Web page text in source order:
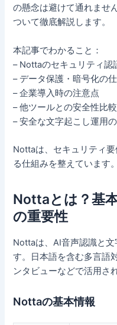
の懸念は避けて通れませ
ついて徹底解説します。
本記事でわかること：
– Nottaのセキュリティ認
– データ保護・暗号化の
– 企業導入時の注意点
– 他ツールとの安全性比較
– 安全な文字起こし運用
Nottaは、セキュリティ
る仕組みを整えています。
Nottaとは？基
の重要性
Nottaは、AI音声認識と
す。日本語を含む多言語
ンタビューなどで活用さ
Nottaの基本情報